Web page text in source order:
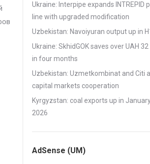
Ukraine: Interpipe expands INTREPID
line with upgraded modification
Uzbekistan: Navoiyuran output up in
Ukraine: SkhidGOK saves over UAH
in four months
Uzbekistan: Uzmetkombinat and Citi
capital markets cooperation
Kyrgyzstan: coal exports up in
2026
AdSense (UM)